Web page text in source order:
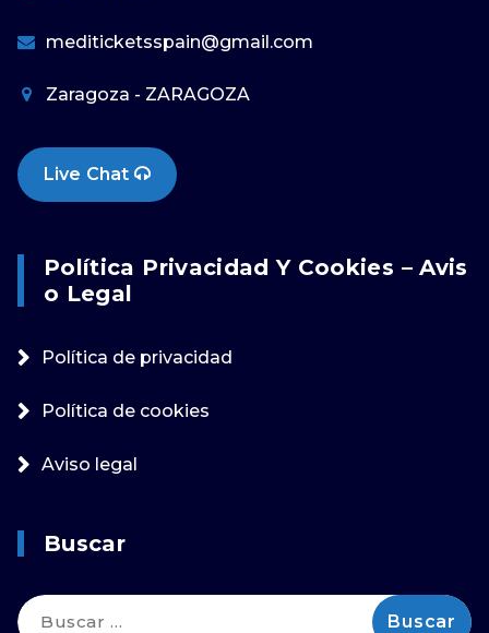
mediticketsspain@gmail.com
Zaragoza - ZARAGOZA
Live Chat
Política Privacidad Y Cookies – Avis
O Legal
Política de privacidad
Política de cookies
Aviso legal
Buscar
Buscar: